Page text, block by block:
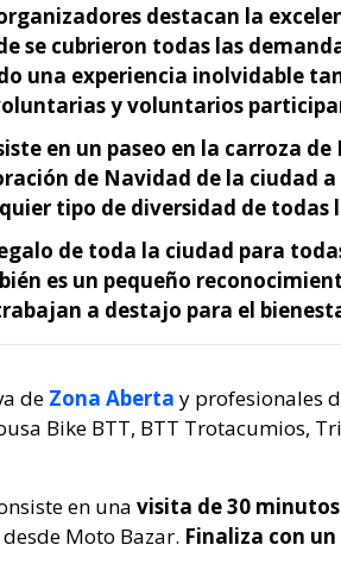
destacan la
se cubrieron todas las
una experiencia inolvidable
y voluntarios
en un paseo en la carroza
de Navidad de la ciudad
tipo de diversidad de todas
de toda la ciudad para
es un pequeño
a destajo para el
de Zona Aberta y profesionales
Bike BTT, BTT Trotacumios,
en una visita de 30
Moto Bazar. Finaliza con